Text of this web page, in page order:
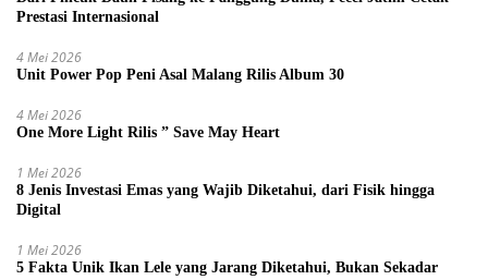
Prestasi Internasional
4 Mei 2026
Unit Power Pop Peni Asal Malang Rilis Album 30
4 Mei 2026
One More Light Rilis ” Save May Heart
1 Mei 2026
8 Jenis Investasi Emas yang Wajib Diketahui, dari Fisik hingga
Digital
1 Mei 2026
5 Fakta Unik Ikan Lele yang Jarang Diketahui, Bukan Sekadar